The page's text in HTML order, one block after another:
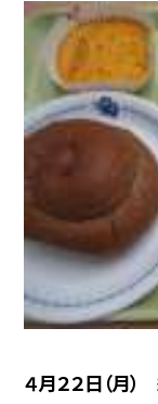
４月２２日（月